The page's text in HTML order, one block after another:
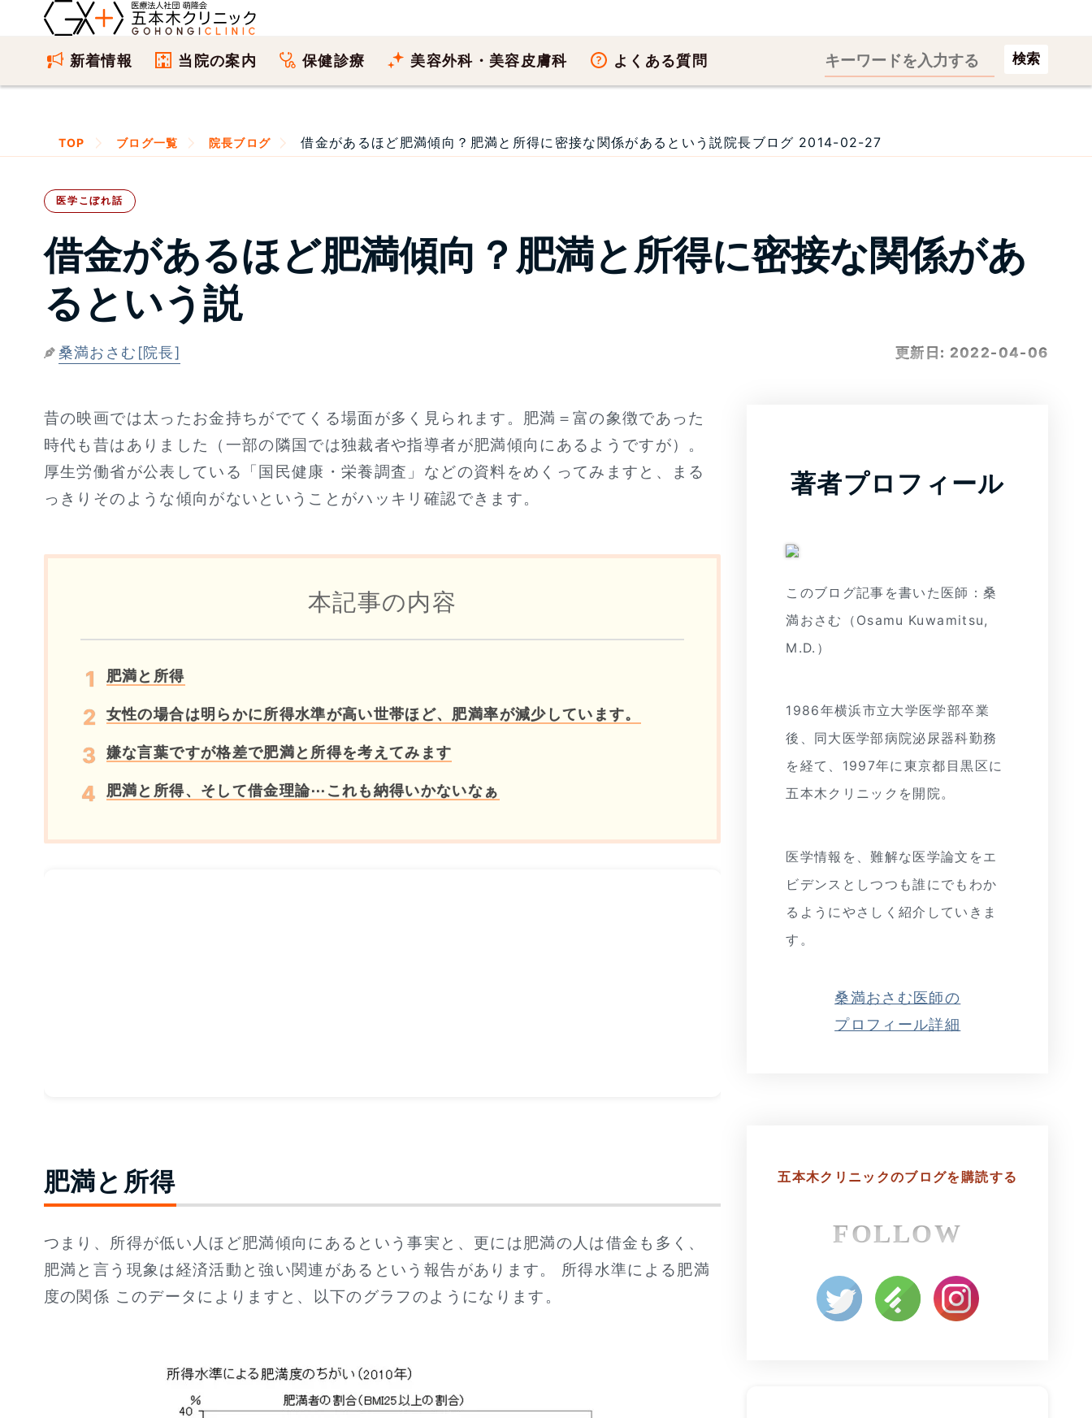
新着情報 当院の案内 保健診療 美容外科・美容皮膚科 よくある質問 検索
TOP ブログ一覧 院長ブログ 借金があるほど肥満傾向？肥満と所得に密接な関係があるという説院長ブログ 2014-02-27
医学こぼれ話
借金があるほど肥満傾向？肥満と所得に密接な関係があ
るという説
桑満おさむ[院長] 更新日: 2022-04-06
昔の映画では太ったお金持ちがでてくる場面が多く見られます。肥満＝富の象徴であった
時代も昔はありました（一部の隣国では独裁者や指導者が肥満傾向にあるようですが）。
厚生労働省が公表している「国民健康・栄養調査」などの資料をめくってみますと、まる
っきりそのような傾向がないということがハッキリ確認できます。
本記事の内容
肥満と所得
女性の場合は明らかに所得水準が高い世帯ほど、肥満率が減少しています。
嫌な言葉ですが格差で肥満と所得を考えてみます
肥満と所得、そして借金理論⋯これも納得いかないなぁ
肥満と所得
つまり、所得が低い人ほど肥満傾向にあるという事実と、更には肥満の人は借金も多く、
肥満と言う現象は経済活動と強い関連があるという報告があります。 所得水準による肥満
度の関係 このデータによりますと、以下のグラフのようになります。
著者プロフィール
このブログ記事を書いた医師：桑
満おさむ（Osamu Kuwamitsu,
M.D.）
1986年横浜市立大学医学部卒業
後、同大医学部病院泌尿器科勤務
を経て、1997年に東京都目黒区に
五本木クリニックを開院。
医学情報を、難解な医学論文をエ
ビデンスとしつつも誰にでもわか
るようにやさしく紹介していきま
す。
桑満おさむ医師の
プロフィール詳細
五本木クリニックのブログを購読する
FOLLOW